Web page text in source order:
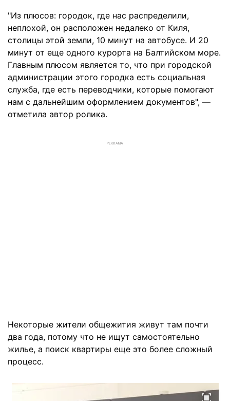
"Из плюсов: городок, где нас распределили,
неплохой, он расположен недалеко от Киля,
столицы этой земли, 10 минут на автобусе. И 20
минут от еще одного курорта на Балтийском море.
Главным плюсом является то, что при городской
администрации этого городка есть социальная
служба, где есть переводчики, которые помогают
нам с дальнейшим оформлением документов", —
отметила автор ролика.
РЕКЛАМА
Некоторые жители общежития живут там почти
два года, потому что не ищут самостоятельно
жилье, а поиск квартиры еще это более сложный
процесс.